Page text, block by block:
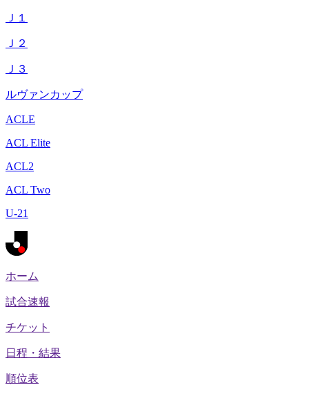
Ｊ１
Ｊ２
Ｊ３
ルヴァンカップ
ACLE
ACL Elite
ACL2
ACL Two
U-21
ホーム
試合速報
チケット
日程・結果
順位表